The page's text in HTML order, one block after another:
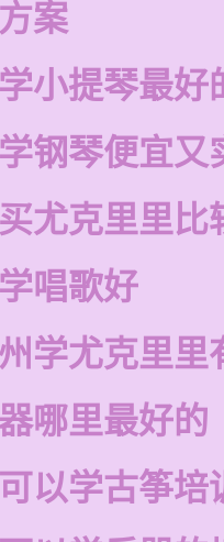
案
小提琴最好
钢琴便宜又
尤克里里比
唱歌好
学尤克里里
哪里最好的
以学古筝培